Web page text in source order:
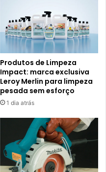
Produtos de Limpeza
Impact: marca exclusiva
Leroy Merlin para limpeza
pesada sem esforço
1 dia atrás